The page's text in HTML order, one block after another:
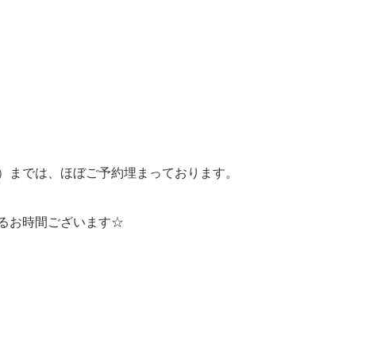
までは、ほぼご予約埋まっております。
お時間ございます☆